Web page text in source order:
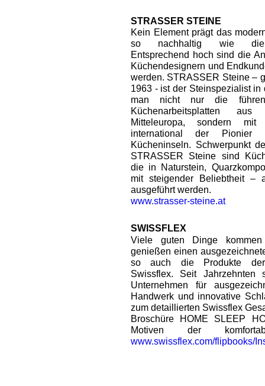
STRASSER STEINE
Kein Element prägt das
so nachhaltig wie die
Entsprechend hoch sind die
Küchendesignern und
werden. STRASSER Steine –
1963 - ist der Steinspezialist in
man nicht nur die
Küchenarbeitsplatten
Mitteleuropa, sondern mit
international der Pionier
Kücheninseln. Schwerpunkt
STRASSER Steine sind
die in Naturstein,
mit steigender Beliebtheit –
ausgeführt werden.
www.strasser-steine.at
SWISSFLEX
Viele guten Dinge
genießen einen
so auch die Produkte der
Swissflex. Seit Jahrzehnten
Unternehmen für
Handwerk und innovative
zum detaillierten Swissflex
Broschüre HOME SLEEP
Motiven der
www.swissflex.com/flipbooks/